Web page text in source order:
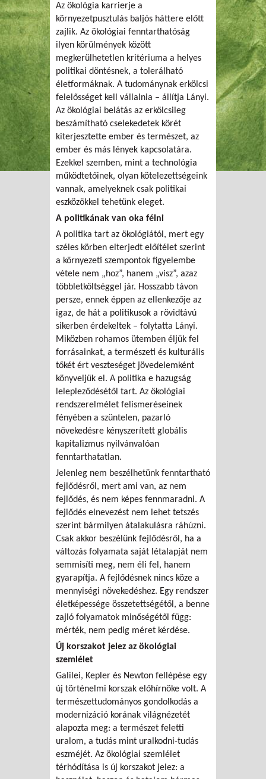
Az ökológia karrierje a
környezetpusztulás baljós háttere előtt
zajlik. Az ökológiai fenntarthatóság
ilyen körülmények között
megkerülhetetlen kritériuma a helyes
politikai döntésnek, a tolerálható
életformáknak. A tudománynak erkölcsi
felelősséget kell vállalnia – állítja Lányi.
Az ökológiai belátás az erkölcsileg
beszámítható cselekedetek körét
kiterjesztette ember és természet, az
ember és más lények kapcsolatára.
Ezekkel szemben, mint a technológia
működtetőinek, olyan kötelezettségeink
vannak, amelyeknek csak politikai
eszközökkel tehetünk eleget.
A politikának van oka félni
A politika tart az ökológiától, mert egy
széles körben elterjedt előítélet szerint
a környezeti szempontok figyelembe
vétele nem „hoz”, hanem „visz”, azaz
többletköltséggel jár. Hosszabb távon
persze, ennek éppen az ellenkezője az
igaz, de hát a politikusok a rövidtávú
sikerben érdekeltek – folytatta Lányi.
Miközben rohamos ütemben éljük fel
forrásainkat, a természeti és kulturális
tőkét ért veszteséget jövedelemként
könyveljük el. A politika e hazugság
lelepleződésétől tart. Az ökológiai
rendszerelmélet felismeréseinek
fényében a szüntelen, pazarló
növekedésre kényszerített globális
kapitalizmus nyilvánvalóan
fenntarthatatlan.
Jelenleg nem beszélhetünk fenntartható
fejlődésről, mert ami van, az nem
fejlődés, és nem képes fennmaradni. A
fejlődés elnevezést nem lehet tetszés
szerint bármilyen átalakulásra ráhúzni.
Csak akkor beszélünk fejlődésről, ha a
változás folyamata saját létalapját nem
semmisíti meg, nem éli fel, hanem
gyarapítja. A fejlődésnek nincs köze a
mennyiségi növekedéshez. Egy rendszer
életképessége összetettségétől, a benne
zajló folyamatok minőségétől függ:
mérték, nem pedig méret kérdése.
Új korszakot jelez az ökológiai
szemlélet
Galilei, Kepler és Newton fellépése egy
új történelmi korszak előhírnöke volt. A
természettudományos gondolkodás a
modernizáció korának világnézetét
alapozta meg: a természet feletti
uralom, a tudás mint uralkodni-tudás
eszméjét. Az ökológiai szemlélet
térhódítása is új korszakot jelez: a